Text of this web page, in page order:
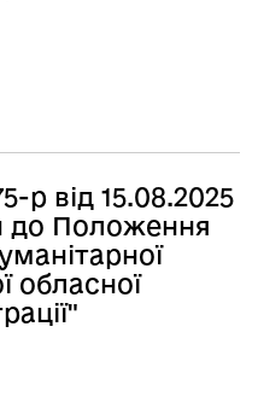
р від 15.08.2025
до Положення
обласної